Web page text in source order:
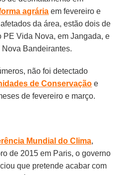
agrária em fevereiro e
da área, estão dois de
PE Vida Nova, em Jangada, e
Nova Bandeirantes.
não foi detectado
de Conservação e
de fevereiro e março.
Mundial do Clima,
de 2015 em Paris, o governo
que pretende acabar com